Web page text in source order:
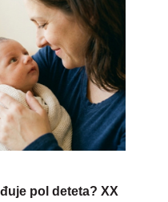
pol deteta? XX